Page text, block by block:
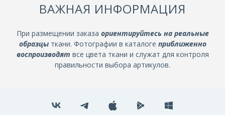
ВАЖНАЯ ИНФОРМАЦИЯ
При размещении заказа ориентируйтесь на реальные
образцыткани. Фотографии в каталоге приближенно
воспроизводят все цвета ткани и служат для контроля
правильности выбора артикулов.